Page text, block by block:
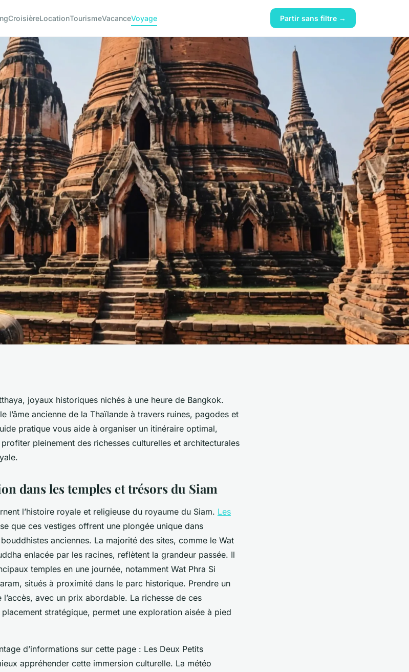
CroisièreLocationTourismeVacanceVoyage Partir sans filtre →
: guide
joyaux historiques nichés à une heure de Bangkok.
l’âme ancienne de la Thaïlande à travers ruines, pagodes et
pratique vous aide à organiser un itinéraire optimal,
pleinement des richesses culturelles et architecturales
dans les temples et trésors du Siam
l’histoire royale et religieuse du royaume du Siam. Les
que ces vestiges offrent une plongée unique dans
anciennes. La majorité des sites, comme le Wat
enlacée par les racines, reflètent la grandeur passée. Il
temples en une journée, notamment Wat Phra Si
situés à proximité dans le parc historique. Prendre un
avec un prix abordable. La richesse de ces
stratégique, permet une exploration aisée à pied
d’informations sur cette page : Les Deux Petits
appréhender cette immersion culturelle. La météo